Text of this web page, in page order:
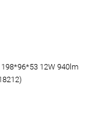
198*96*53 12W 940lm